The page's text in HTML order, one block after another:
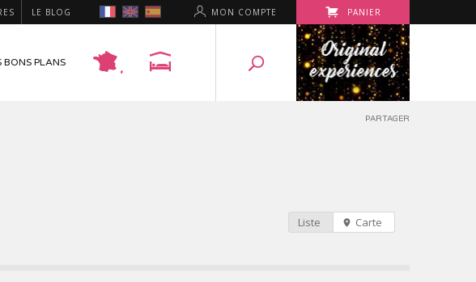
LE BLOG MON COMPTE PANIER
BONS PLANS
PARTAGER
Liste Carte